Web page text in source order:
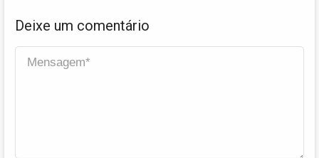
Deixe um comentário